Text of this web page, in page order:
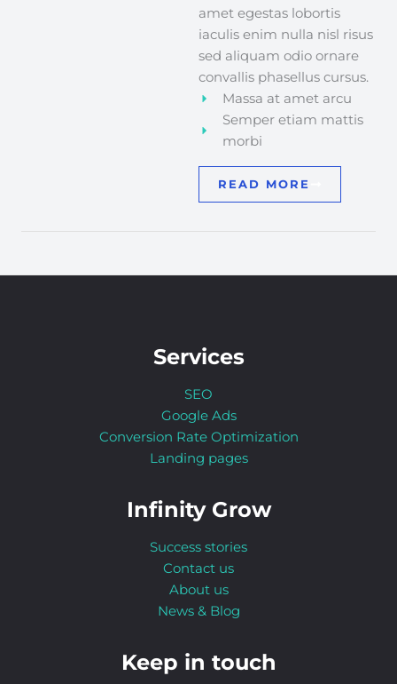
amet egestas lobortis
iaculis enim nulla nisl risus
sed aliquam odio ornare
convallis phasellus cursus.
Massa at amet arcu
Semper etiam mattis
morbi
READ MORE
Services
SEO
Google Ads
Conversion Rate Optimization
Landing pages
Infinity Grow
Success stories
Contact us
About us
News & Blog
Keep in touch